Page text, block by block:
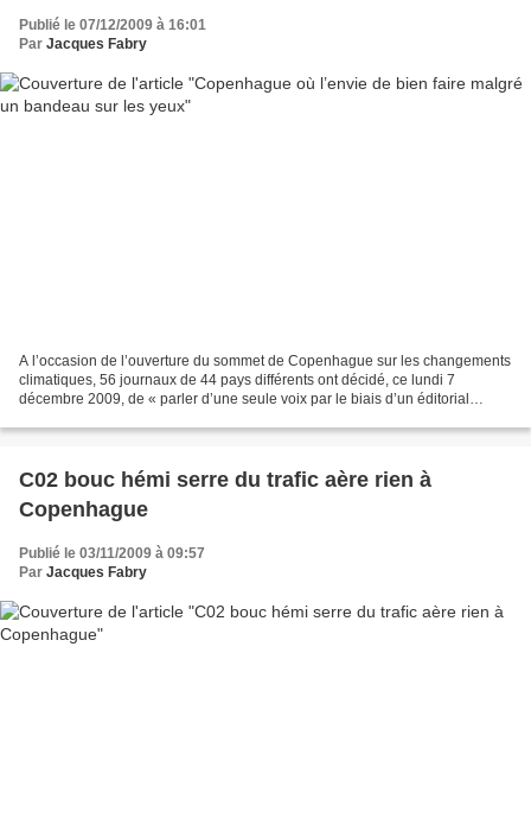
Publié le 07/12/2009 à 16:01
Par Jacques Fabry
A l’occasion de l’ouverture du sommet de Copenhague sur les changements
climatiques, 56 journaux de 44 pays différents ont décidé, ce lundi 7
décembre 2009, de « parler d’une seule voix par le biais d’un éditorial
C02 bouc hémi serre du trafic aère rien à
Copenhague
Publié le 03/11/2009 à 09:57
Par Jacques Fabry